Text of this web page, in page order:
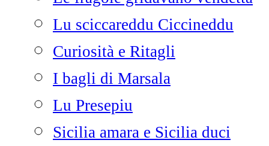
Lu sciccareddu Ciccineddu
Curiosità e Ritagli
I bagli di Marsala
Lu Presepiu
Sicilia amara e Sicilia duci